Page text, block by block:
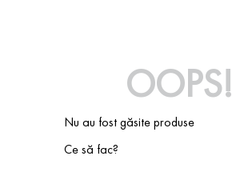
OOPS!
Nu au fost găsite produse
Ce să fac?